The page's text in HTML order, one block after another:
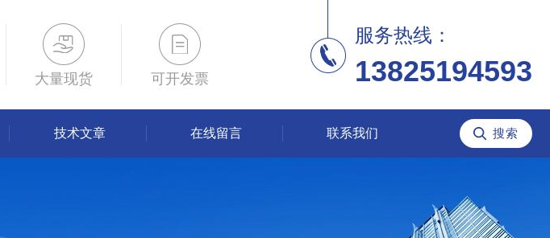
大量现货 可开发票
服务热线：
13825194593
技术文章 在线留言 联系我们